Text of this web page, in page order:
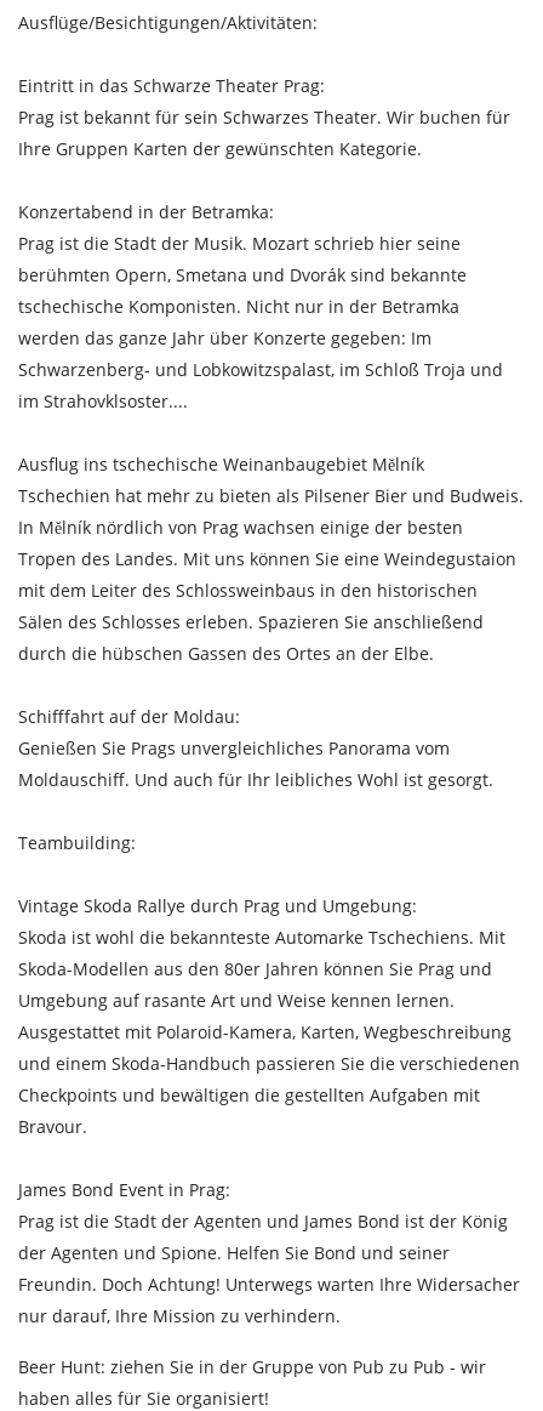
Ausflüge/Besichtigungen/Aktivitäten:
Eintritt in das Schwarze Theater Prag:
Prag ist bekannt für sein Schwarzes Theater. Wir buchen für
Ihre Gruppen Karten der gewünschten Kategorie.
Konzertabend in der Betramka:
Prag ist die Stadt der Musik. Mozart schrieb hier seine
berühmten Opern, Smetana und Dvorák sind bekannte
tschechische Komponisten. Nicht nur in der Betramka
werden das ganze Jahr über Konzerte gegeben: Im
Schwarzenberg- und Lobkowitzspalast, im Schloß Troja und
im Strahovklsoster....
Ausflug ins tschechische Weinanbaugebiet Mělník
Tschechien hat mehr zu bieten als Pilsener Bier und Budweis.
In Mělník nördlich von Prag wachsen einige der besten
Tropen des Landes. Mit uns können Sie eine Weindegustaion
mit dem Leiter des Schlossweinbaus in den historischen
Sälen des Schlosses erleben. Spazieren Sie anschließend
durch die hübschen Gassen des Ortes an der Elbe.
Schifffahrt auf der Moldau:
Genießen Sie Prags unvergleichliches Panorama vom
Moldauschiff. Und auch für Ihr leibliches Wohl ist gesorgt.
Teambuilding:
Vintage Skoda Rallye durch Prag und Umgebung:
Skoda ist wohl die bekannteste Automarke Tschechiens. Mit
Skoda-Modellen aus den 80er Jahren können Sie Prag und
Umgebung auf rasante Art und Weise kennen lernen.
Ausgestattet mit Polaroid-Kamera, Karten, Wegbeschreibung
und einem Skoda-Handbuch passieren Sie die verschiedenen
Checkpoints und bewältigen die gestellten Aufgaben mit
Bravour.
James Bond Event in Prag:
Prag ist die Stadt der Agenten und James Bond ist der König
der Agenten und Spione. Helfen Sie Bond und seiner
Freundin. Doch Achtung! Unterwegs warten Ihre Widersacher
nur darauf, Ihre Mission zu verhindern.
Beer Hunt: ziehen Sie in der Gruppe von Pub zu Pub - wir
haben alles für Sie organisiert!